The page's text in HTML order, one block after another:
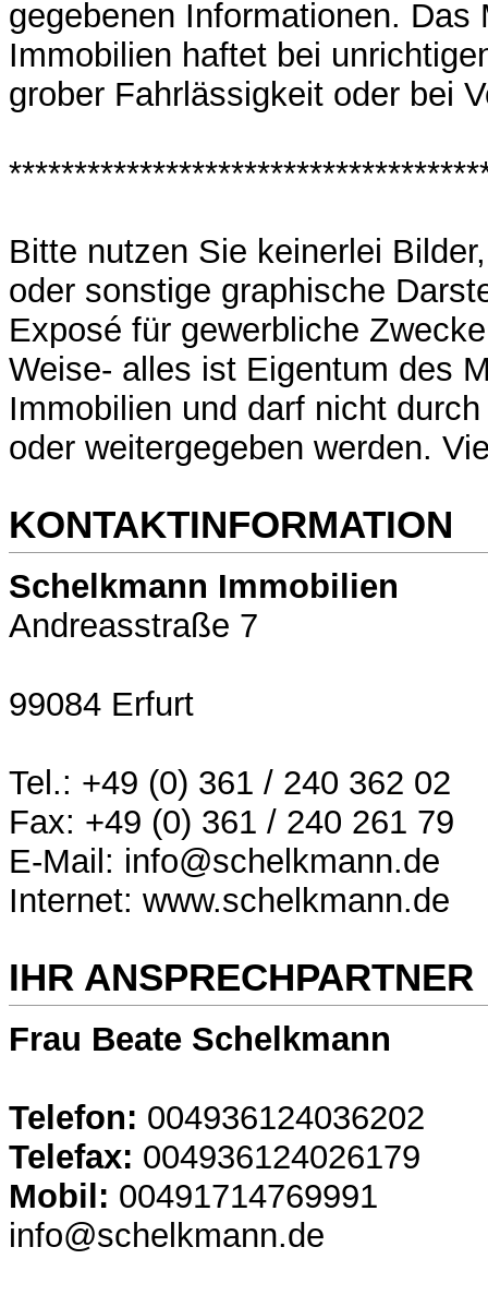
gegebenen Informationen. Das
Immobilien haftet bei
grober Fahrlässigkeit oder bei
Bitte nutzen Sie keinerlei
oder sonstige graphische
Exposé für gewerbliche
Weise- alles ist Eigentum des
Immobilien und darf nicht
oder weitergegeben werden.
KONTAKTINFORMATION
Schelkmann Immobilien
Andreasstraße 7
99084 Erfurt
Tel.: +49 (0) 361 / 240 362 02
Fax: +49 (0) 361 / 240 261 79
E-Mail: info@schelkmann.de
Internet: www.schelkmann.de
IHR ANSPRECHPARTNER
Frau Beate Schelkmann
Telefon: 004936124036202
Telefax: 004936124026179
Mobil: 00491714769991
info@schelkmann.de